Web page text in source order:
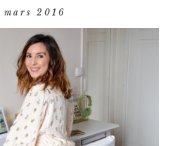
mars 2016